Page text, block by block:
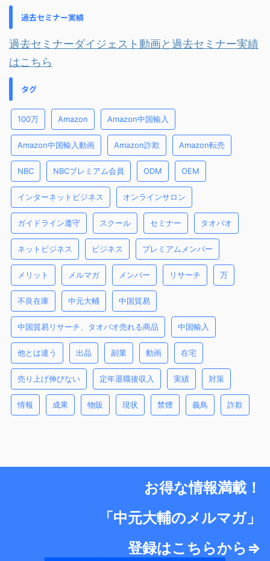
過去セミナー実績
過去セミナーダイジェスト動画と過去セミナー実績
はこちら
タグ
100万 Amazon Amazon中国輸入
Amazon中国輸入動画 Amazon詐欺 Amazon転売
NBC NBCプレミアム会員 ODM OEM
インターネットビジネス オンラインサロン
ガイドライン遵守 スクール セミナー タオバオ
ネットビジネス ビジネス プレミアムメンバー
メリット メルマガ メンバー リサーチ 万
不良在庫 中元大輔 中国貿易
中国貿易リサーチ、タオバオ売れる商品 中国輸入
他とは違う 出品 副業 動画 在宅
売り上げ伸びない 定年退職後収入 実績 対策
情報 成果 物販 現状 禁煙 義鳥 詐欺
お得な情報満載！
「中元大輔のメルマガ」
登録はこちらから⇒